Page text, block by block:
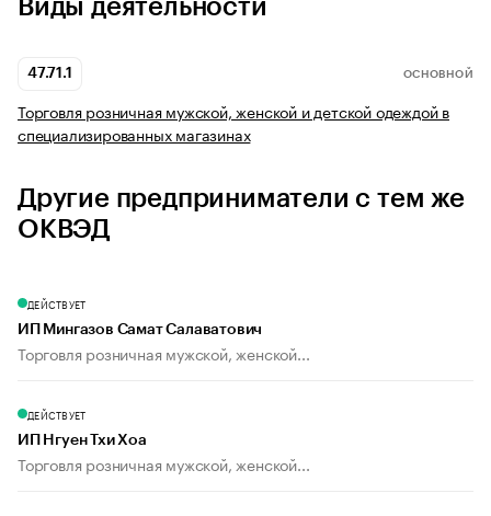
Виды деятельности
47.71.1 ОСНОВНОЙ
Торговля розничная мужской, женской и детской одеждой в
специализированных магазинах
Другие предприниматели с тем же
ОКВЭД
ДЕЙСТВУЕТ
ИП Мингазов Самат Салаватович
Торговля розничная мужской, женской...
ДЕЙСТВУЕТ
ИП Нгуен Тхи Хоа
Торговля розничная мужской, женской...